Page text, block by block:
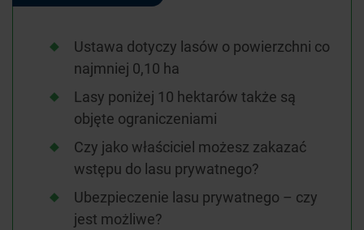
Ustawa dotyczy lasów o powierzchni co
najmniej 0,10 ha
Lasy poniżej 10 hektarów także są
objęte ograniczeniami
Czy jako właściciel możesz zakazać
wstępu do lasu prywatnego?
Ubezpieczenie lasu prywatnego – czy
jest możliwe?